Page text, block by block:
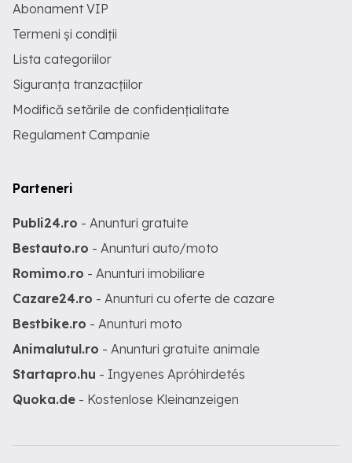
Abonament VIP
Termeni și condiții
Lista categoriilor
Siguranța tranzacțiilor
Modifică setările de confidențialitate
Regulament Campanie
Parteneri
Publi24.ro - Anunturi gratuite
Bestauto.ro - Anunturi auto/moto
Romimo.ro - Anunturi imobiliare
Cazare24.ro - Anunturi cu oferte de cazare
Bestbike.ro - Anunturi moto
Animalutul.ro - Anunturi gratuite animale
Startapro.hu - Ingyenes Apróhirdetés
Quoka.de - Kostenlose Kleinanzeigen